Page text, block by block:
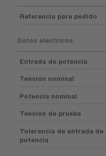
Referencia para pedido
Datos eléctricos
Entrada de potencia
Tensión nominal
Potencia nominal
Tensión de prueba
Tolerancia de entrada de
potencia